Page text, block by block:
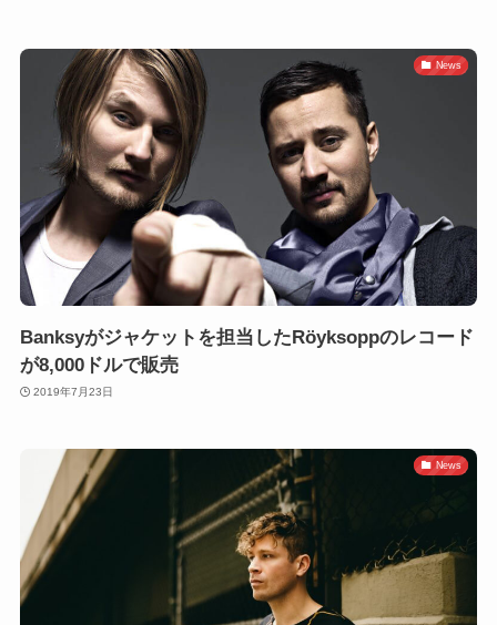
News
Banksyがジャケットを担当したRöyksoppのレコード
が8,000ドルで販売
2019年7月23日
News